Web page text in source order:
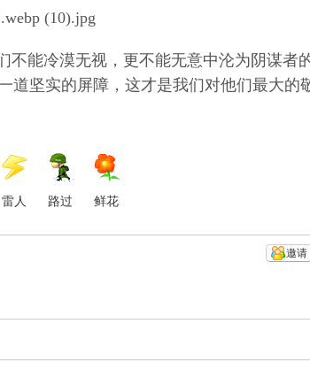
能冷漠无视，更不能无意中沦为阴谋者的
道坚实的屏障，这才是我们对他们最大的
雷人 路过 鲜花
邀请